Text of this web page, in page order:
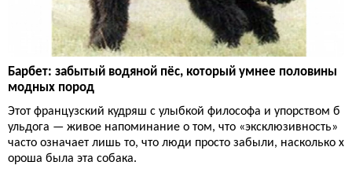
Барбет: забытый водяной пёс, который умнее половины
модных пород
Этот французский кудряш с улыбкой философа и упорством б
ульдога — живое напоминание о том, что «эксклюзивность»
часто означает лишь то, что люди просто забыли, насколько х
ороша была эта собака.